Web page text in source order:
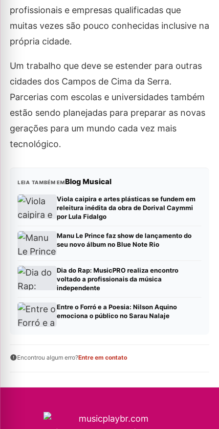
profissionais e empresas qualificadas que
muitas vezes são pouco conhecidas inclusive na
própria cidade.
Um trabalho que deve se estender para outras
cidades dos Campos de Cima da Serra.
Parcerias com escolas e universidades também
estão sendo planejadas para preparar as novas
gerações para um mundo cada vez mais
tecnológico.
LEIA TAMBÉM EMBlog Musical
Viola caipira e artes plásticas se fundem em
releitura inédita da obra de Dorival Caymmi
por Lula Fidalgo
Manu Le Prince faz show de lançamento do
seu novo álbum no Blue Note Rio
Dia do Rap: MusicPRO realiza encontro
voltado a profissionais da música
independente
Entre o Forró e a Poesia: Nilson Aquino
emociona o público no Sarau Nalaje
Encontrou algum erro?Entre em contato